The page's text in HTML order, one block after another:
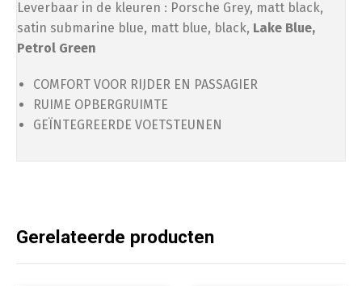
Leverbaar in de kleuren : Porsche Grey, matt black,
satin submarine blue, matt blue, black, Lake Blue,
Petrol Green
COMFORT VOOR RIJDER EN PASSAGIER
RUIME OPBERGRUIMTE
GEÏNTEGREERDE VOETSTEUNEN
Gerelateerde producten